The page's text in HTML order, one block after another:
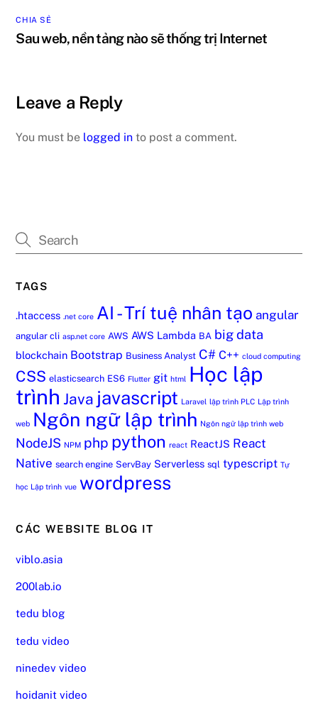
CHIA SẺ
Sau web, nền tảng nào sẽ thống trị Internet
Leave a Reply
You must be logged in to post a comment.
TAGS
.htaccess .net core AI - Trí tuệ nhân tạo angular
angular cli asp.net core AWS AWS Lambda BA big data
blockchain Bootstrap Business Analyst C# C++ cloud computing
CSS elasticsearch ES6 Flutter git html Học lập
trình Java javascript Laravel lập trình PLC Lập trình
web Ngôn ngữ lập trình Ngôn ngữ lập trình web
NodeJS NPM php python react ReactJS React
Native search engine ServBay Serverless sql typescript Tự
học Lập trình vue wordpress
CÁC WEBSITE BLOG IT
viblo.asia
200lab.io
tedu blog
tedu video
ninedev video
hoidanit video